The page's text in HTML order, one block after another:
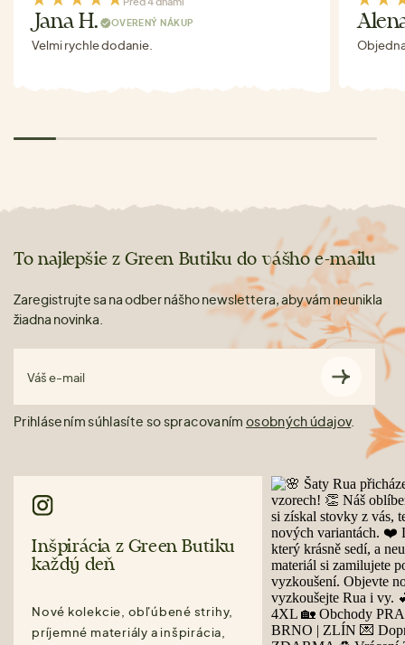
Jana H. OVERENÝ NÁKUP
Velmi rychle dodanie.
To najlepšie z Green Butiku do vášho e-mailu
Zaregistrujte sa na odber nášho newslettera, aby vám neunikla
žiadna novinka.
Váš e-mail
Prihlásením súhlasíte so spracovaním osobných údajov.
Inšpirácia z Green Butiku
každý deň
Nové kolekcie, obľúbené strihy,
príjemné materiály a inšpirácia,